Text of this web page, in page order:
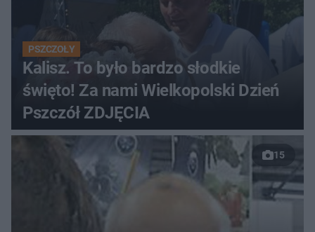
PSZCZOŁY
Kalisz. To było bardzo słodkie
święto! Za nami Wielkopolski Dzień
Pszczół ZDJĘCIA
15